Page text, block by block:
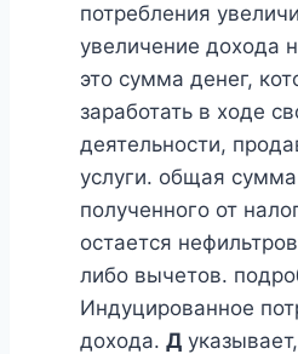
потребления
увеличение дохода
это сумма денег,
заработать в ходе
деятельности,
услуги. общая
полученного от
остается
либо вычетов.
Индуцированное
дохода. Д